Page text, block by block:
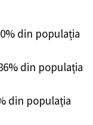
din populația
din populația
din populația